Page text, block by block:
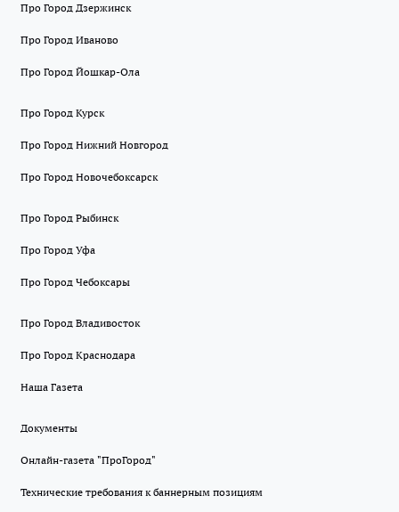
Про Город Дзержинск
Про Город Иваново
Про Город Йошкар-Ола
Про Город Курск
Про Город Нижний Новгород
Про Город Новочебоксарск
Про Город Рыбинск
Про Город Уфа
Про Город Чебоксары
Про Город Владивосток
Про Город Краснодара
Наша Газета
Документы
Онлайн-газета "ПроГород"
Технические требования к баннерным позициям